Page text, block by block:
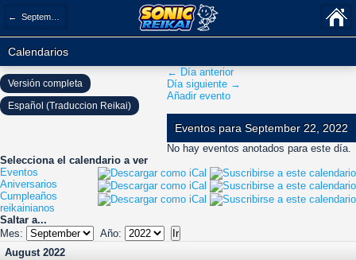
← September 2022
Calendarios
← Día anterior
Día siguiente →
Añadir evento
Eventos para September 22, 2022
No hay eventos anotados para este día.
Selecciona el calendario a ver
Eventos
Aniversarios
Cumpleaños
reikainianos
Saltar a...
Mes:
Año:
August 2022
Versión completa
Español (Traduccion Reikai)